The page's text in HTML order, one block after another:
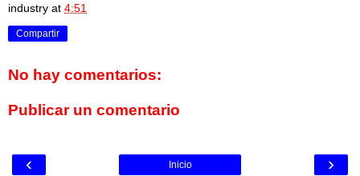
industry at 4:51
Compartir
No hay comentarios:
Publicar un comentario
‹ ›
Inicio